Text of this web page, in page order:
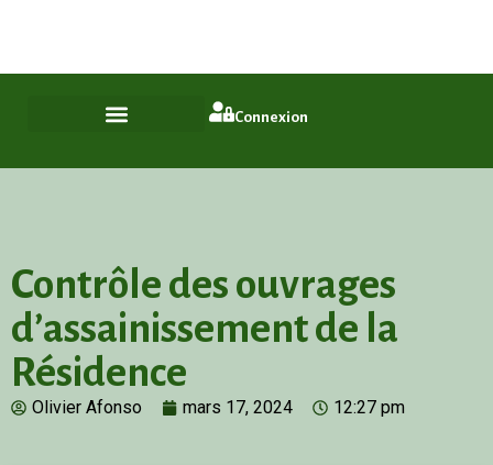
Connexion
Contrôle des ouvrages
d’assainissement de la
Résidence
Olivier Afonso mars 17, 2024 12:27 pm